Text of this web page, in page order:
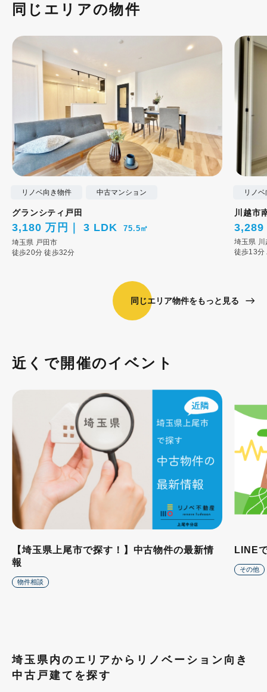
同じエリアの物件
リノベ向き物件 中古マンション
グランシティ戸田
3,180 万円 3 LDK 75.5㎡
埼玉県 戸田市
徒歩20分徒歩32分
リノ
川越市
3,289
埼玉県
徒歩13分
同じエリア物件をもっと見る
近くで開催のイベント
【埼玉県上尾市で探す！】中古物件の最新情
報
物件相談
LINE
その他
埼玉県内のエリアからリノベーション向き
中古戸建てを探す